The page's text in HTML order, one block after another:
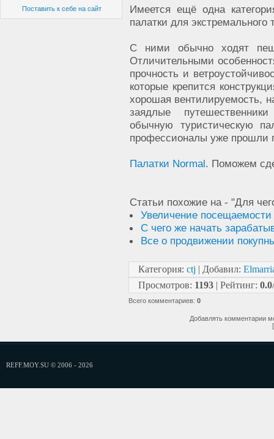
Поставить к себе на сайт
Имеется ещё одна
палатки для экстремального
С ними обычно ходят
Отличительными
прочность и
которые крепится
хорошая вентилируемость,
заядлые
обычную туристическую
профессионалы уже прошли
Палатки Normal. Поможем
Статьи похожие на - "Для
Увеличение посещаемости
С чего же начать
Все о продвижении
Категория: ctj | Добавил:
Просмотров: 1193 | Рейтинг: 0.0/
Всего комментариев: 0
Добавлять комментарии
REFF.MOY.SU © 2006 - 2026